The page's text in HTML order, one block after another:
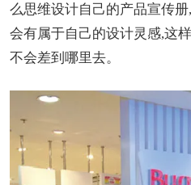
么思维设计自己的产品宣传
会有属于自己的设计灵感,这
不会差到哪里去。